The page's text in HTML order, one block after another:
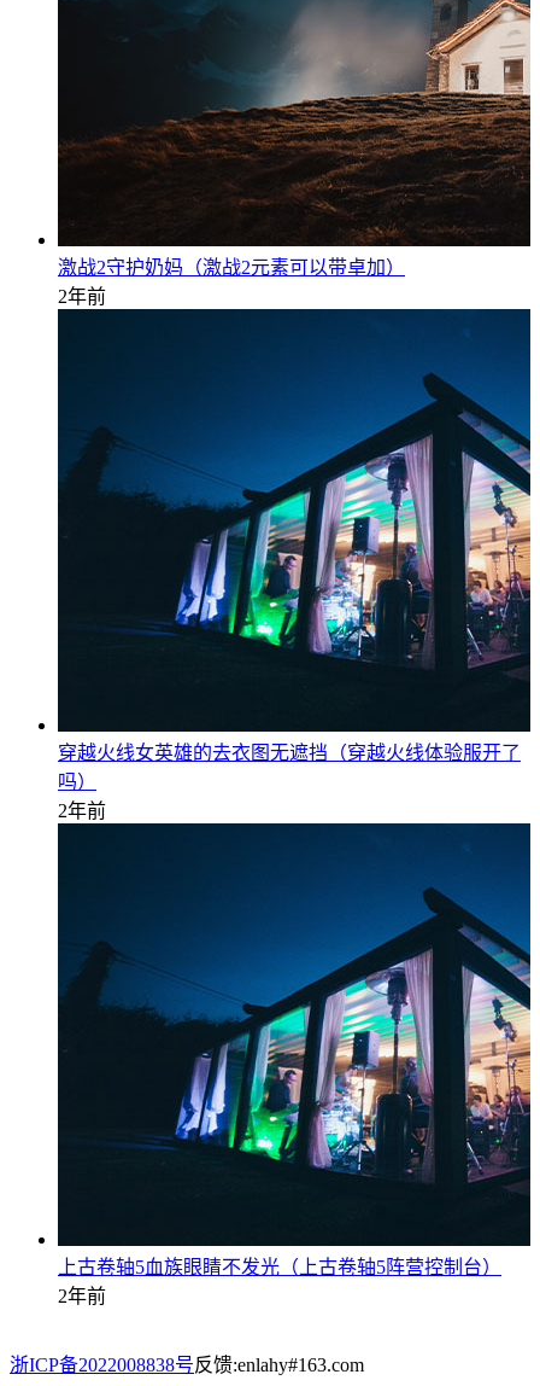
激战2守护奶妈（激战2元素可以带卓加）
2年前
穿越火线女英雄的去衣图无遮挡（穿越火线体验服开了
吗）
2年前
上古卷轴5血族眼睛不发光（上古卷轴5阵营控制台）
2年前
浙ICP备2022008838号反馈:enlahy#163.com